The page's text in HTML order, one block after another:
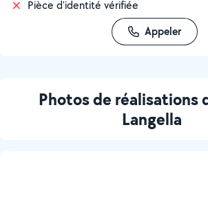
Pièce d'identité vérifiée
Appeler
Photos de réalisations
Langella